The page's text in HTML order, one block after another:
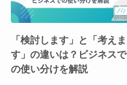
「検討します」と「考えま
す」の違いは？ビジネスで
の使い分けを解説